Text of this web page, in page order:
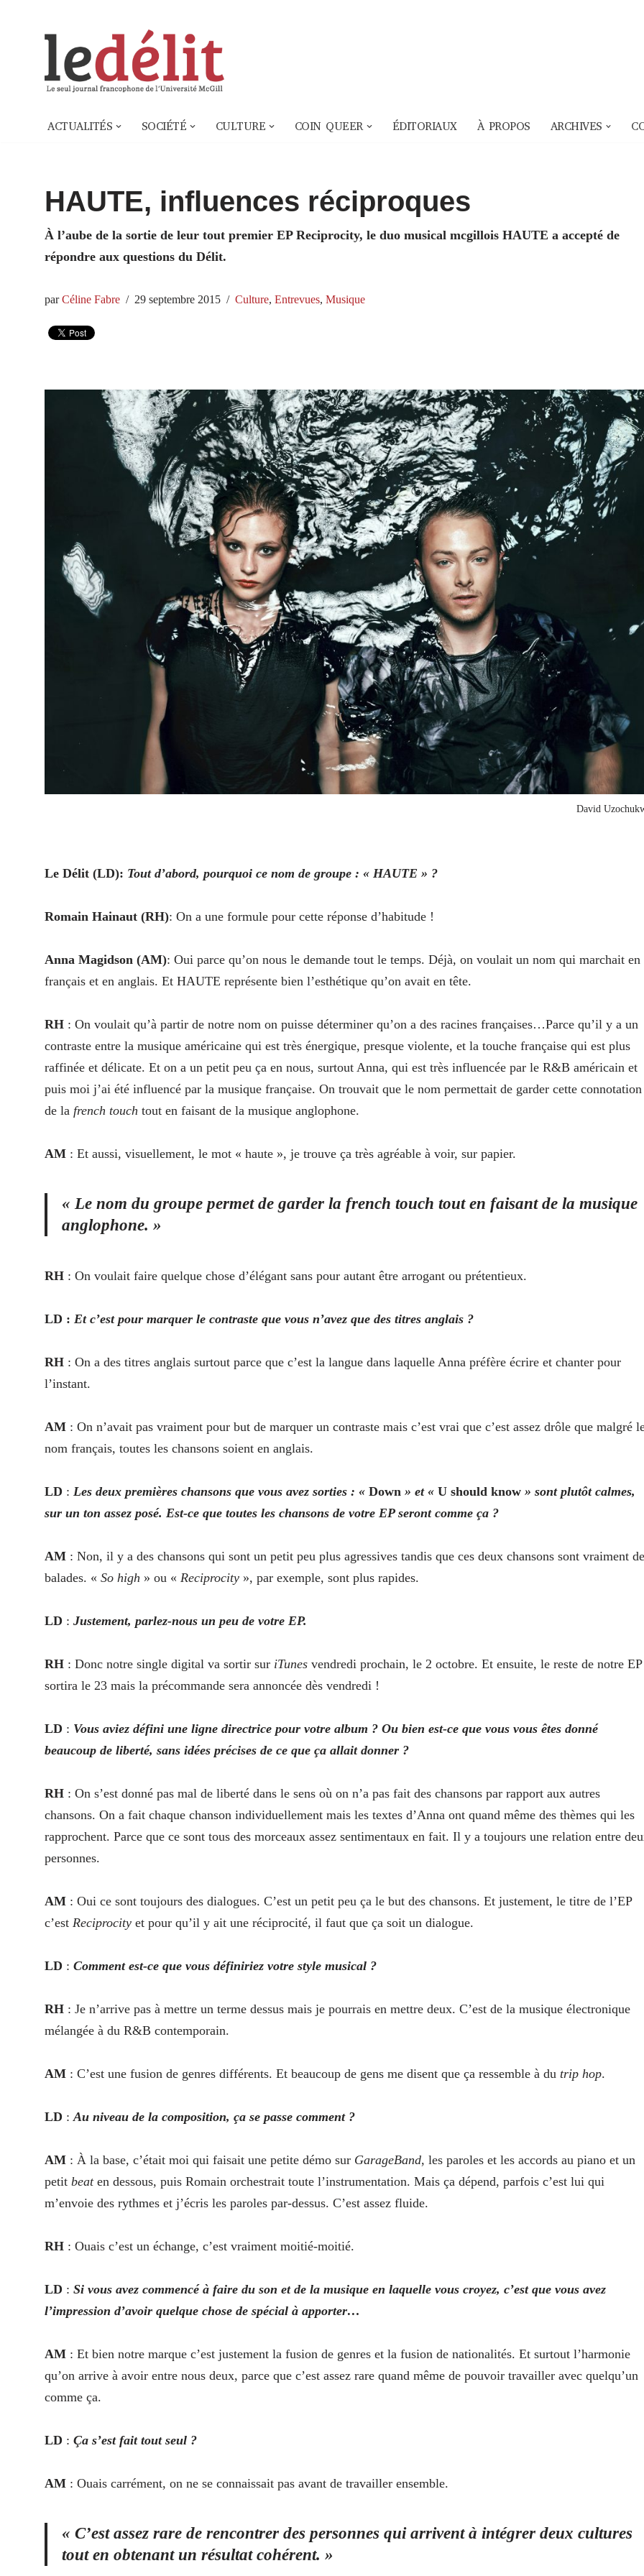
ACTUALITÉS SOCIÉTÉ CULTURE COIN QUEER ÉDITORIAUX À PROPOS ARCHIVES
HAUTE, influences réciproques
À l’aube de la sortie de leur tout premier EP Reciprocity, le duo musical mcgillois HAUTE a accepté de
répondre aux questions du Délit.
parCéline Fabre 29 septembre 2015 Culture, Entrevues, Musique
David
Le Délit (LD): Tout d’abord, pourquoi ce nom de groupe : « HAUTE » ?
Romain Hainaut (RH): On a une formule pour cette réponse d’habitude !
Anna Magidson (AM): Oui parce qu’on nous le demande tout le temps. Déjà, on voulait un nom qui marchait en
français et en anglais. Et HAUTE représente bien l’esthétique qu’on avait en tête.
RH : On voulait qu’à partir de notre nom on puisse déterminer qu’on a des racines françaises…Parce qu’il y a un
contraste entre la musique américaine qui est très énergique, presque violente, et la touche française qui est plus
raffinée et délicate. Et on a un petit peu ça en nous, surtout Anna, qui est très influencée par le R&B américain et
puis moi j’ai été influencé par la musique française. On trouvait que le nom permettait de garder cette connotation
de la french touch tout en faisant de la musique anglophone.
AM : Et aussi, visuellement, le mot « haute », je trouve ça très agréable à voir, sur papier.
« Le nom du groupe permet de garder la french touch tout en faisant de la musique
anglophone. »
RH : On voulait faire quelque chose d’élégant sans pour autant être arrogant ou prétentieux.
LD : Et c’est pour marquer le contraste que vous n’avez que des titres anglais ?
RH : On a des titres anglais surtout parce que c’est la langue dans laquelle Anna préfère écrire et chanter pour
l’instant.
AM : On n’avait pas vraiment pour but de marquer un contraste mais c’est vrai que c’est assez drôle que malgré
nom français, toutes les chansons soient en anglais.
LD : Les deux premières chansons que vous avez sorties : « Down » et « U should know » sont plutôt calmes,
sur un ton assez posé. Est-ce que toutes les chansons de votre EP seront comme ça ?
AM : Non, il y a des chansons qui sont un petit peu plus agressives tandis que ces deux chansons sont vraiment
balades. « So high » ou « Reciprocity », par exemple, sont plus rapides.
LD : Justement, parlez-nous un peu de votre EP.
RH : Donc notre single digital va sortir sur iTunes vendredi prochain, le 2 octobre. Et ensuite, le reste de notre EP
sortira le 23 mais la précommande sera annoncée dès vendredi !
LD : Vous aviez défini une ligne directrice pour votre album ? Ou bien est-ce que vous vous êtes donné
beaucoup de liberté, sans idées précises de ce que ça allait donner ?
RH : On s’est donné pas mal de liberté dans le sens où on n’a pas fait des chansons par rapport aux autres
chansons. On a fait chaque chanson individuellement mais les textes d’Anna ont quand même des thèmes qui les
rapprochent. Parce que ce sont tous des morceaux assez sentimentaux en fait. Il y a toujours une relation entre
personnes.
AM : Oui ce sont toujours des dialogues. C’est un petit peu ça le but des chansons. Et justement, le titre de l’EP
c’est Reciprocity et pour qu’il y ait une réciprocité, il faut que ça soit un dialogue.
LD : Comment est-ce que vous définiriez votre style musical ?
RH : Je n’arrive pas à mettre un terme dessus mais je pourrais en mettre deux. C’est de la musique électronique
mélangée à du R&B contemporain.
AM : C’est une fusion de genres différents. Et beaucoup de gens me disent que ça ressemble à du trip hop.
LD :Au niveau de la composition, ça se passe comment ?
AM : À la base, c’était moi qui faisait une petite démo sur GarageBand, les paroles et les accords au piano et un
petit beaten dessous, puis Romain orchestrait toute l’instrumentation. Mais ça dépend, parfois c’est lui qui
m’envoie des rythmes et j’écris les paroles par-dessus. C’est assez fluide.
RH : Ouais c’est un échange, c’est vraiment moitié-moitié.
LD : Si vous avez commencé à faire du son et de la musique en laquelle vous croyez, c’est que vous avez
l’impression d’avoir quelque chose de spécial à apporter…
AM : Et bien notre marque c’est justement la fusion de genres et la fusion de nationalités. Et surtout l’harmonie
qu’on arrive à avoir entre nous deux, parce que c’est assez rare quand même de pouvoir travailler avec quelqu’un
comme ça.
LD : Ça s’est fait tout seul ?
AM : Ouais carrément, on ne se connaissait pas avant de travailler ensemble.
« C’est assez rare de rencontrer des personnes qui arrivent à intégrer deux cultures
tout en obtenant un résultat cohérent. »